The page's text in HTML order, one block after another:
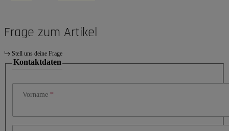
Frage zum Artikel
Stell uns deine Frage
Kontaktdaten
Vorname